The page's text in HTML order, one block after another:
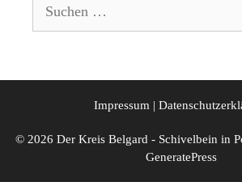
nach:
Impressum |
© 2026 Der Kreis Belgard - Schivelbein in
GeneratePress